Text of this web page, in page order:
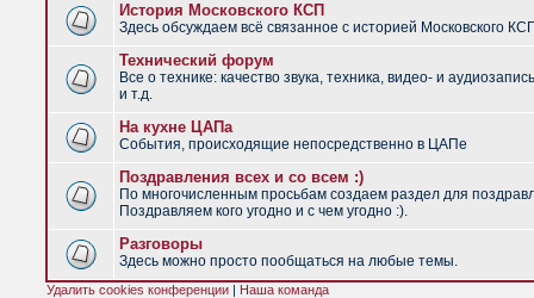
История Московского КСП
Здесь обсуждаем всё связанное с историей Московского
Технический форум
Все о технике: качество звука, техника, видео- и
и т.д.
На кухне ЦАПа
События, происходящие непосредственно в ЦАПе
Поздравления всех и со всем :)
По многочисленным просьбам создаем раздел для
Поздравляем кого угодно и с чем угодно :).
Разговоры
Здесь можно просто пообщаться на любые темы.
Удалить cookies конференции | Наша команда